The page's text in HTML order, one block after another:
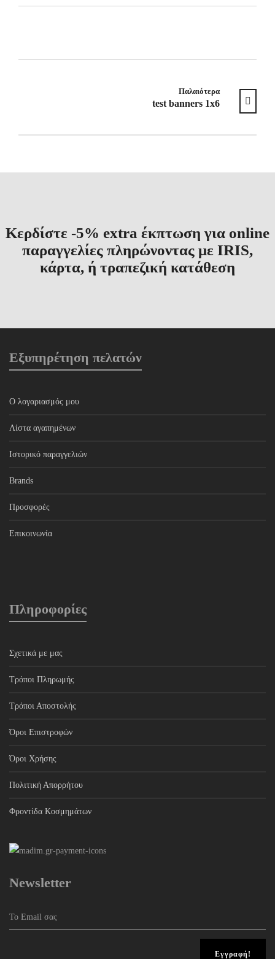
Παλαιότερα
test banners 1x6
Κερδίστε -5% extra έκπτωση για online
παραγγελίες πληρώνοντας με IRIS,
κάρτα, ή τραπεζική κατάθεση
Εξυπηρέτηση πελατών
Ο λογαριασμός μου
Λίστα αγαπημένων
Ιστορικό παραγγελιών
Brands
Προσφορές
Επικοινωνία
Πληροφορίες
Σχετικά με μας
Τρόποι Πληρωμής
Τρόποι Αποστολής
Όροι Επιστροφών
Όροι Χρήσης
Πολιτική Απορρήτου
Φροντίδα Κοσμημάτων
Newsletter